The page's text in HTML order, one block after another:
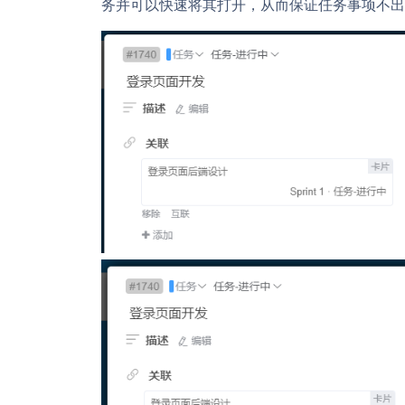
务并可以快速将其打开，从而保证任务事项不